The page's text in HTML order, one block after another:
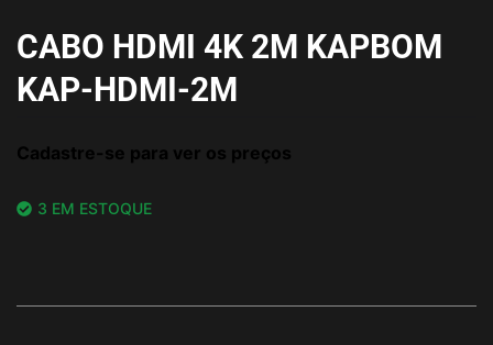
CABO HDMI 4K 2M KAPBOM
KAP-HDMI-2M
Cadastre-se para ver os preços
3 EM ESTOQUE